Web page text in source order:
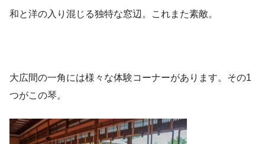
和と洋の入り混じる独特な窓辺。これまた素敵。
大広間の一角には様々な体験コーナーがあります。その1
つがこの琴。